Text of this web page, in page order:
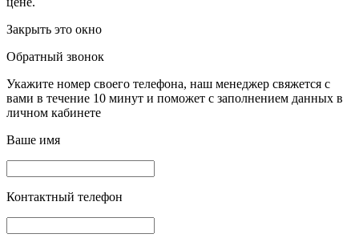
Закрыть это окно
Обратный звонок
Укажите номер своего телефона, наш менеджер свяжется с
вами в течение 10 минут и поможет с заполнением данных в
личном кабинете
Ваше имя
Контактный телефон